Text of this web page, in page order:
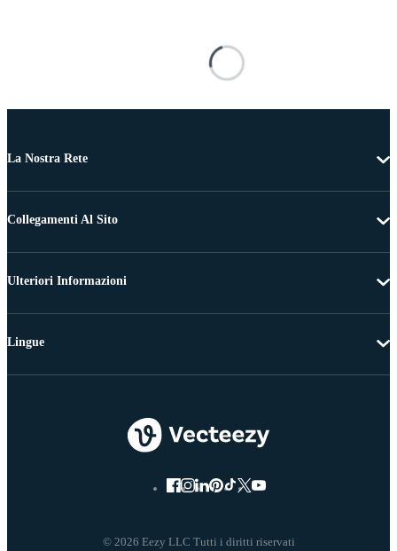
La Nostra Rete
Collegamenti Al Sito
Ulteriori Informazioni
© 2026 Eezy LLC Tutti i diritti riservati
Lingue